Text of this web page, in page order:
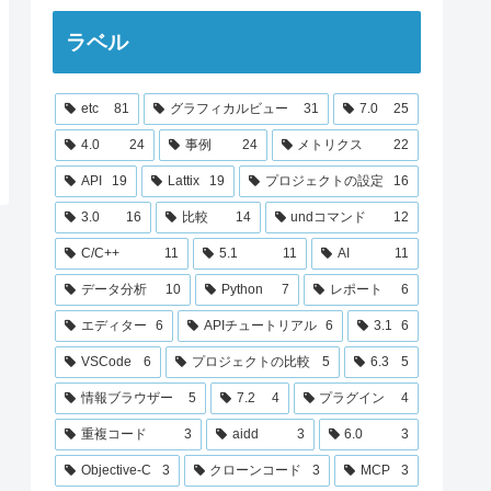
ラベル
etc 81 グラフィカルビュー 31 7.0 25
4.0 24 事例 24 メトリクス 22
API 19 Lattix 19 プロジェクトの設定 16
3.0 16 比較 14 undコマンド 12
C/C++ 11 5.1 11 AI 11
データ分析 10 Python 7 レポート 6
エディター 6 APIチュートリアル 6 3.1 6
VSCode 6 プロジェクトの比較 5 6.3 5
情報ブラウザー 5 7.2 4 プラグイン 4
重複コード 3 aidd 3 6.0 3
Objective-C 3 クローンコード 3 MCP 3